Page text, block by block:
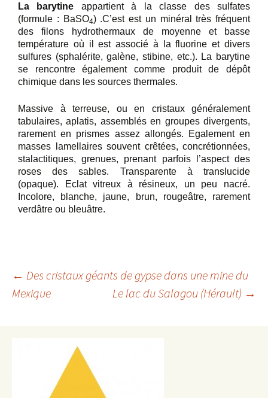
La barytine appartient à la classe des sulfates
(formule : BaSO4) .C’est est un minéral très fréquent
des filons hydrothermaux de moyenne et basse
température où il est associé à la fluorine et divers
sulfures (sphalérite, galène, stibine, etc.). La barytine
se rencontre également comme produit de dépôt
chimique dans les sources thermales.
Massive à terreuse, ou en cristaux généralement
tabulaires, aplatis, assemblés en groupes divergents,
rarement en prismes assez allongés. Egalement en
masses lamellaires souvent crêtées, concrétionnées,
stalactitiques, grenues, prenant parfois l’aspect des
roses des sables. Transparente à translucide
(opaque). Eclat vitreux à résineux, un peu nacré.
Incolore, blanche, jaune, brun, rougeâtre, rarement
verdâtre ou bleuâtre.
Navigation
← Des cristaux géants de gypse dans une mine du
Mexique
Le lac du Salagou (Hérault) →